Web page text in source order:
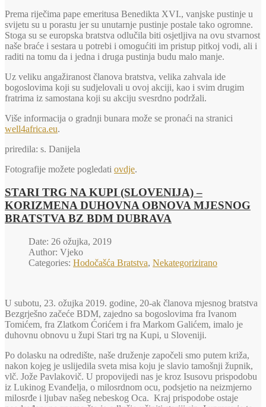
Prema riječima pape emeritusa Benedikta XVI., vanjske pustinje u
svijetu su u porastu jer su unutarnje pustinje postale tako ogromne.
Stoga su se europska bratstva odlučila biti osjetljiva na ovu stvarnost
naše braće i sestara u potrebi i omogućiti im pristup pitkoj vodi, ali i
raditi na tomu da i jedna i druga pustinja budu malo manje.
Uz veliku angažiranost članova bratstva, velika zahvala ide
bogoslovima koji su sudjelovali u ovoj akciji, kao i svim drugim
fratrima iz samostana koji su akciju svesrdno podržali.
Više informacija o gradnji bunara može se pronaći na stranici
well4africa.eu.
priredila: s. Danijela
Fotografije možete pogledati ovdje.
STARI TRG NA KUPI (SLOVENIJA) –
KORIZMENA DUHOVNA OBNOVA MJESNOG
BRATSTVA BZ BDM DUBRAVA
Date: 26 ožujka, 2019
Author: Vjeko
Categories: Hodočašća Bratstva, Nekategorizirano
U subotu, 23. ožujka 2019. godine, 20-ak članova mjesnog bratstva
Bezgrješno začeće BDM, zajedno sa bogoslovima fra Ivanom
Tomićem, fra Zlatkom Ćorićem i fra Markom Galićem, imalo je
duhovnu obnovu u župi Stari trg na Kupi, u Sloveniji.
Po dolasku na odredište, naše druženje započeli smo putem križa,
nakon kojeg je uslijedila sveta misa koju je slavio tamošnji župnik,
vlč. Jože Pavlakovič. U propovijedi nas je kroz Isusovu prispodobu
iz Lukinog Evanđelja, o milosrdnom ocu, podsjetio na neizmjerno
milosrđe i ljubav našeg nebeskog Oca. Kraj prispodobe ostaje